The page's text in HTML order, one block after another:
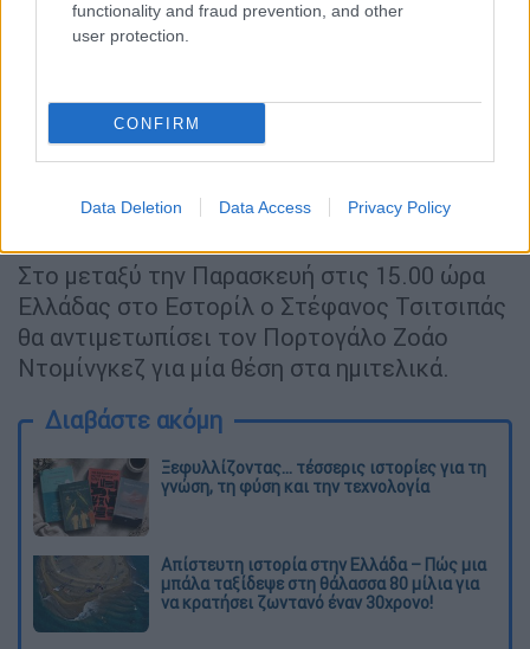
functionality and fraud prevention, and other
user protection.
CONFIRM
Data Deletion Data Access Privacy Policy
.@mariasakkari upsets Mertens, 6-4,
She completes the#WTARabat
semifinal lineup 👍
pic.twitter.com/ve5kC6sbYd
— wta (@WTA)May 2, 2019
Στο μεταξύ την Παρασκευή στις 15.00 ώρα
Ελλάδας στο Εστορίλ ο Στέφανος Τσιτσιπάς
θα αντιμετωπίσει τον Πορτογάλο Ζοάο
Ντομίνγκεζ για μία θέση στα ημιτελικά.
Διαβάστε ακόμη
Ξεφυλλίζοντας... τέσσερις ιστορίες για τη
γνώση, τη φύση και την τεχνολογία
Απίστευτη ιστορία στην Ελλάδα – Πώς μια
μπάλα ταξίδεψε στη θάλασσα 80 μίλια για
να κρατήσει ζωντανό έναν 30χρονο!